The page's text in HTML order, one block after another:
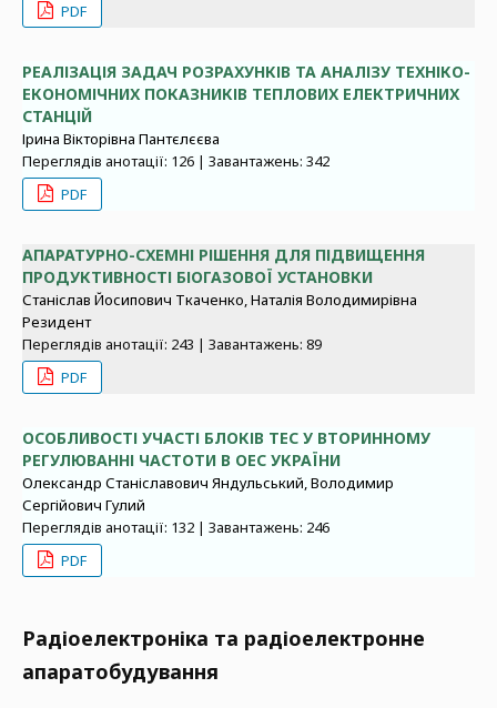
PDF
РЕАЛІЗАЦІЯ ЗАДАЧ РОЗРАХУНКІВ ТА АНАЛІЗУ ТЕХНІКО-
ЕКОНОМІЧНИХ ПОКАЗНИКІВ ТЕПЛОВИХ ЕЛЕКТРИЧНИХ
СТАНЦІЙ
Ірина Вікторівна Пантєлєєва
Переглядів анотації: 126 | Завантажень: 342
PDF
АПАРАТУРНО-СХЕМНІ РІШЕННЯ ДЛЯ ПІДВИЩЕННЯ
ПРОДУКТИВНОСТІ БІОГАЗОВОЇ УСТАНОВКИ
Станіслав Йосипович Ткаченко, Наталія Володимирівна
Резидент
Переглядів анотації: 243 | Завантажень: 89
PDF
ОСОБЛИВОСТІ УЧАСТІ БЛОКІВ ТЕС У ВТОРИННОМУ
РЕГУЛЮВАННІ ЧАСТОТИ В ОЕС УКРАЇНИ
Олександр Станіславович Яндульський, Володимир
Сергійович Гулий
Переглядів анотації: 132 | Завантажень: 246
PDF
Радіоелектроніка та радіоелектронне
апаратобудування